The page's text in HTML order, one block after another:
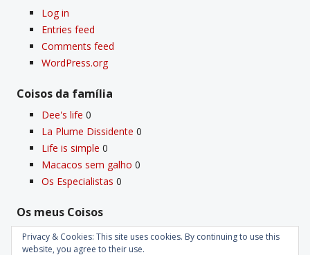
Log in
Entries feed
Comments feed
WordPress.org
Coisos da famí­lia
Dee's life 0
La Plume Dissidente 0
Life is simple 0
Macacos sem galho 0
Os Especialistas 0
Os meus Coisos
Deus0
Velho Coiso0
Privacy & Cookies: This site uses cookies. By continuing to use this
website, you agree to their use.